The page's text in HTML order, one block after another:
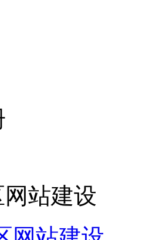
站建设